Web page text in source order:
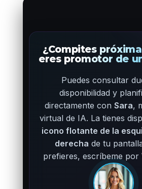
¿Compites
eres promotor de
Puedes consultar
disponibilidad y
directamente con Sara,
virtual de IA. La tienes
icono flotante de la
derecha de tu
prefieres, escríbeme por